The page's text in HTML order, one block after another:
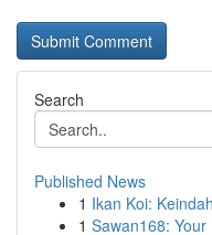
Search
Published News
1 Ikan Koi:
1 Sawan168: